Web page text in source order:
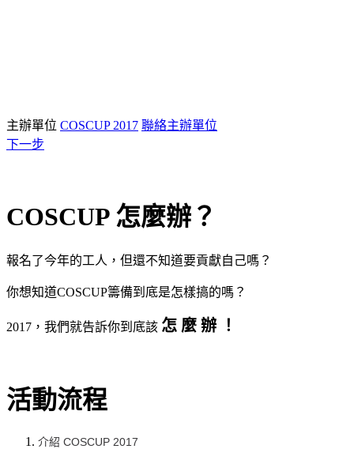
主辦單位 COSCUP 2017 聯絡主辦單位
下一步
COSCUP 怎麼辦？
報名了今年的工人，但還不知道要貢獻自己嗎？
你想知道COSCUP籌備到底是怎樣搞的嗎？
2017，我們就告訴你到底該 怎 麼 辦 ！
活動流程
介紹 COSCUP 2017